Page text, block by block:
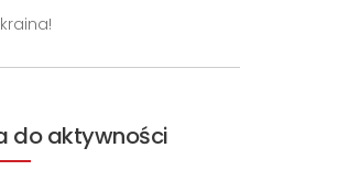
do aktywności